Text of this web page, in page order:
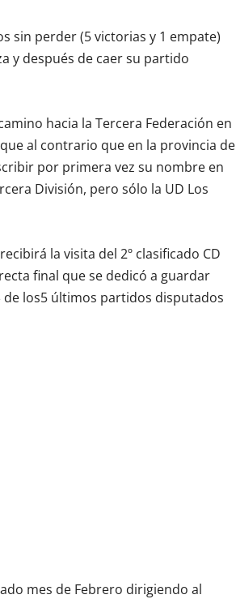
sin perder (5 victorias y 1 empate)
y después de caer su partido
hacia la Tercera Federación en
al contrario que en la provincia de
por primera vez su nombre en
División, pero sólo la UD Los
la visita del 2º clasificado CD
final que se dedicó a guardar
los5 últimos partidos disputados
mes de Febrero dirigiendo al